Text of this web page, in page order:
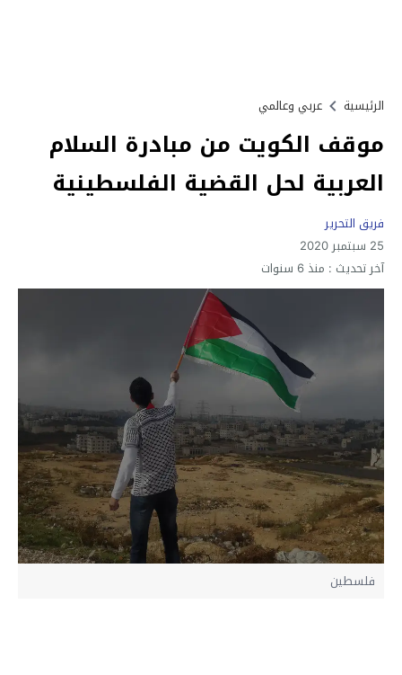
الرئيسية عربي وعالمي
موقف الكويت من مبادرة السلام
العربية لحل القضية الفلسطينية
فريق التحرير
25 سبتمبر 2020
آخر تحديث : منذ 6 سنوات
فلسطين